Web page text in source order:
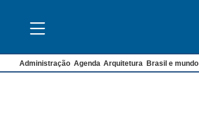
Administração Agenda Arquitetura Brasil e mundo